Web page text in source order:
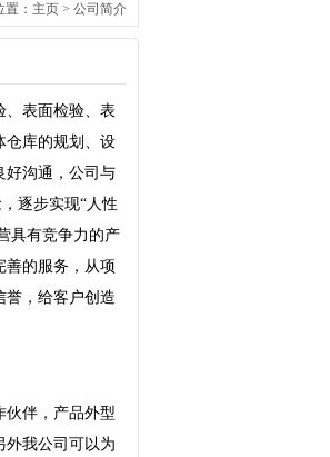
： 主页 > 公司简介
、表面检验、表
仓库的规划、设
好沟通，公司与
逐步实现“人性
具有竞争力的产
善的服务，从项
誉，给客户创造
伙伴，产品外型
外我公司可以为